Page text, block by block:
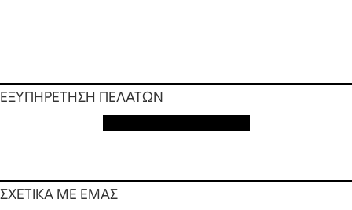
ΕΞΥΠΗΡΕΤΗΣΗ ΠΕΛΑΤΩΝ
ΣΧΕΤΙΚΑ ΜΕ ΕΜΑΣ